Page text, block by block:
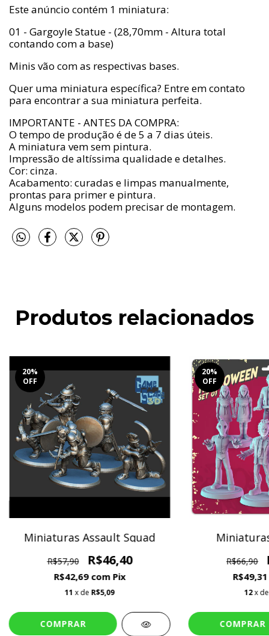
Este anúncio contém 1 miniatura:
01 - Gargoyle Statue - (28,70mm - Altura total
contando com a base)
Minis vão com as respectivas bases.
Quer uma miniatura específica? Entre em contato
para encontrar a sua miniatura perfeita.
IMPORTANTE - ANTES DA COMPRA:
O tempo de produção é de 5 a 7 dias úteis.
A miniatura vem sem pintura.
Impressão de altíssima qualidade e detalhes.
Cor: cinza.
Acabamento: curadas e limpas manualmente,
prontas para primer e pintura.
Alguns modelos podem precisar de montagem.
Produtos relacionados
20%
OFF
Miniaturas Assault Squad
R$57,90 R$46,40
R$42,69 com Pix
11 x de R$5,09
20%
OFF
R$66,90
12x